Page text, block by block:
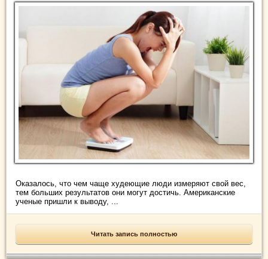
Оказалось, что чем чаще худеющие люди измеряют свой вес,
тем больших результатов они могут достичь. Американские
ученые пришли к выводу, ...
Читать запись полностью